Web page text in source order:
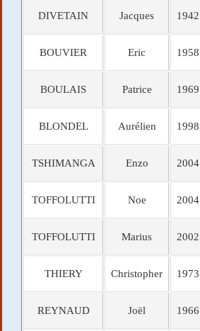
DIVETAIN Jacques 1942
BOUVIER Eric 1958
BOULAIS Patrice 1969
BLONDEL Aurélien 1998
TSHIMANGA Enzo 2004
TOFFOLUTTI Noe 2004
TOFFOLUTTI Marius 2002
THIERY Christopher 1973
REYNAUD Joël 1966